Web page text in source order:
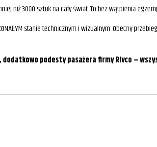
niż 3000 sztuk na cały świat. To bez wątpienia
stanie technicznym i wizualnym. Obecny
podesty pasażera firmy Rivco –